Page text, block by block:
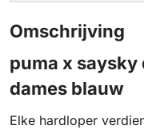
Omschrijving
puma x
dames blauw
Elke hardloper